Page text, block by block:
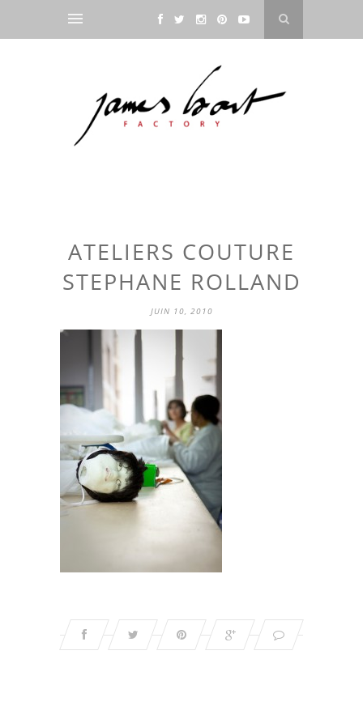
ATELIERS COUTURE
STEPHANE ROLLAND
JUIN 10, 2010